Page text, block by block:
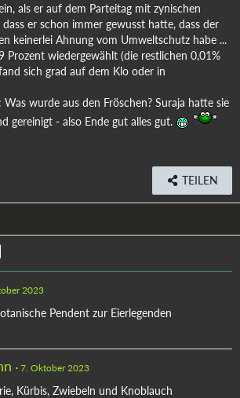
als er auf dem Parteitag mit zynischen
er schon immer gewusst hatte, dass der
keinerlei Ahnung vom Umweltschutz habe ...
Prozent wiedergewählt (die restlichen 0,01%
sich grad auf dem Klo oder in
wurde aus den Fröschen? Suraja hatte sie
gereinigt - also Ende gut alles gut.
TEILEN
2023
Pendent zur Eierlegenden
7. Oktober 2023
Kürbis, Zwiebeln und Knoblauch